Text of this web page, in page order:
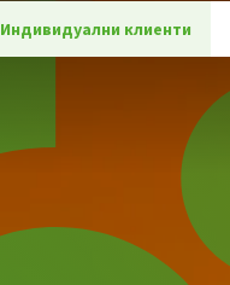
Индивидуални клиенти